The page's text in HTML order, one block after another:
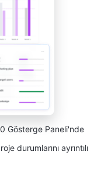
Gösterge Paneli'nde
durumlarını ayrıntılı